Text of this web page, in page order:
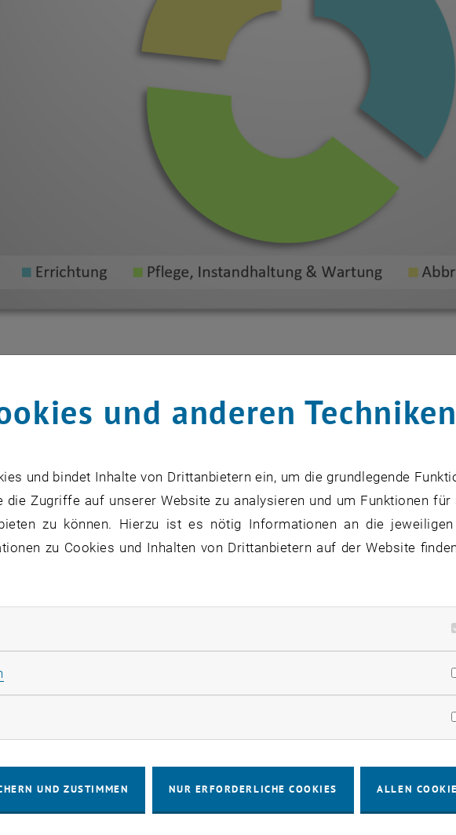
Wartung & Erneuerung
Entsorgung
maximal
und anderen Techniken
und bindet Inhalte von Drittanbietern ein, um die grundlegende
Zugriffe auf unserer Website zu analysieren und um Funktionen für
zu können. Hierzu ist es nötig Informationen an die jeweiligen
zu Cookies und Inhalten von Drittanbietern auf der Website
Cookies zulassen
UND ZUSTIMMEN NUR ERFORDERLICHE COOKIES ALLEN